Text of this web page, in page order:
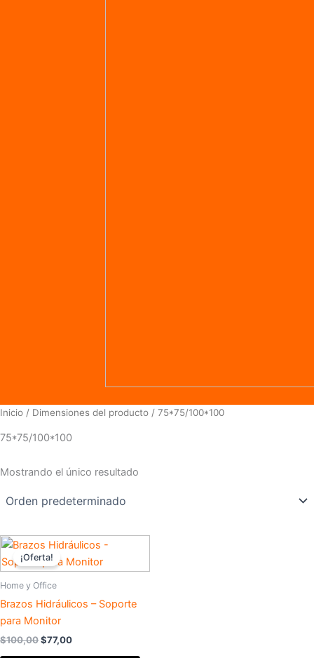
Inicio / Dimensiones del producto / 75*75/100*100
75*75/100*100
Mostrando el único resultado
¡Oferta!
Home y Office
Brazos Hidráulicos – Soporte
para Monitor
$100,00
El
precio
original
$100,00.
$77,00
El
precio
actual